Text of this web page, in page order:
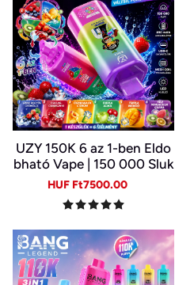
UZY 150K 6 az 1-ben Eldo
bható Vape | 150 000 Sluk
k | 10 Ízkombináció | LED K
ijelző | Type-C Újratölthet
ő E-cigi
Sale
HUF Ft7500.00